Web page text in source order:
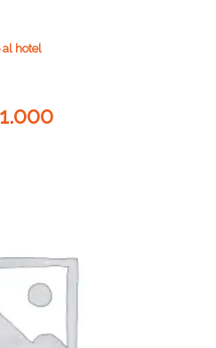
al hotel